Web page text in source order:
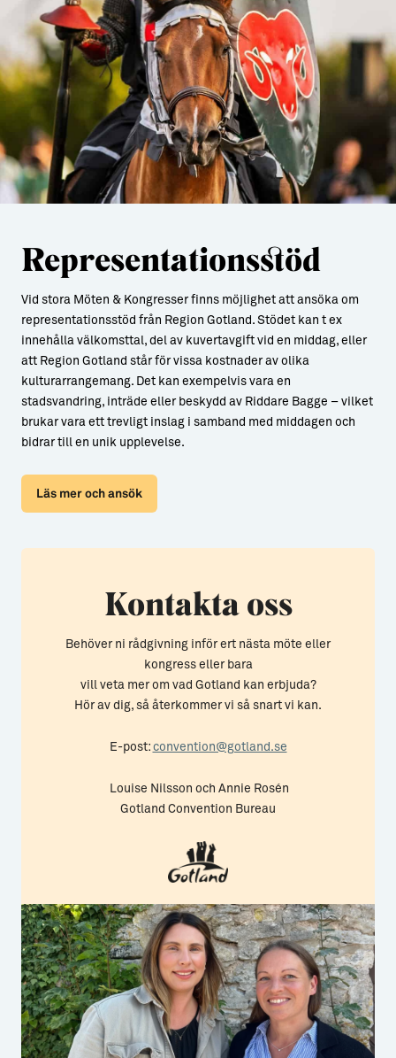
Representationsstöd
Vid stora Möten & Kongresser finns möjlighet att ansöka om
representationsstöd från Region Gotland. Stödet kan t ex
innehålla välkomsttal, del av kuvertavgift vid en middag, eller
att Region Gotland står för vissa kostnader av olika
kulturarrangemang. Det kan exempelvis vara en
stadsvandring, inträde eller beskydd av Riddare Bagge – vilket
brukar vara ett trevligt inslag i samband med middagen och
bidrar till en unik upplevelse.
Läs mer och ansök
Kontakta oss
Behöver ni rådgivning inför ert nästa möte eller
kongress eller bara
vill veta mer om vad Gotland kan erbjuda?
Hör av dig, så återkommer vi så snart vi kan.
E-post: convention@gotland.se
Louise Nilsson och Annie Rosén
Gotland Convention Bureau